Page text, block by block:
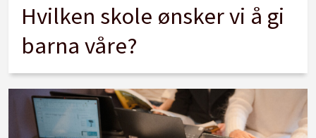
Hvilken skole ønsker vi å gi
barna våre?